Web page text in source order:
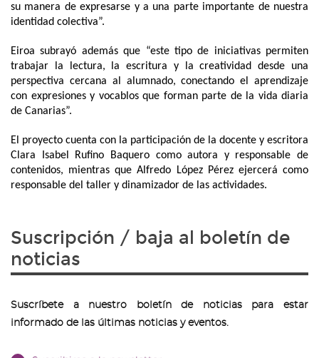
su manera de expresarse y a una parte importante de nuestra
identidad colectiva”.
Eiroa subrayó además que “este tipo de iniciativas permiten
trabajar la lectura, la escritura y la creatividad desde una
perspectiva cercana al alumnado, conectando el aprendizaje
con expresiones y vocablos que forman parte de la vida diaria
de Canarias”.
El proyecto cuenta con la participación de la docente y escritora
Clara Isabel Rufino Baquero como autora y responsable de
contenidos, mientras que Alfredo López Pérez ejercerá como
responsable del taller y dinamizador de las actividades.
Suscripción / baja al boletín de
noticias
Suscríbete a nuestro boletín de noticias para estar
informado de las últimas noticias y eventos.